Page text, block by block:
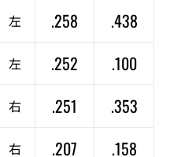
左 .258 .438
左 .252 .100
右 .251 .353
右 .207 .158